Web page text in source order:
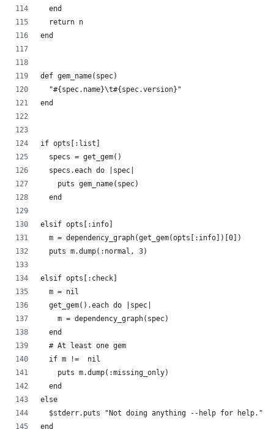
  end
  return n
end
def gem_name(spec)
  "#{spec.name}\t#{spec.version}"
end
if opts[:list]
  specs = get_gem()
  specs.each do |spec|
    puts gem_name(spec)
  end
elsif opts[:info]
  m = dependency_graph(get_gem(opts[:info])[0])
  puts m.dump(:normal, 3)
elsif opts[:check]
  m = nil
  get_gem().each do |spec|
    m = dependency_graph(spec)
  end
  # At least one gem
  if m !=  nil
    puts m.dump(:missing_only)
  end
else
  $stderr.puts "Not doing anything --help for help."
end